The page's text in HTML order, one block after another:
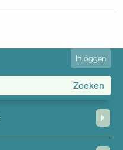
User
account
menu
Inloggen